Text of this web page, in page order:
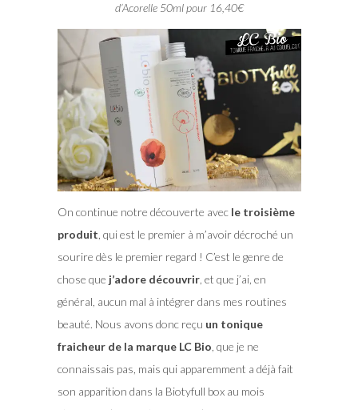
d’Acorelle 50ml pour 16,40€
On continue notre découverte avec le troisième
produit , qui est le premier à m’avoir décroché un
sourire dès le premier regard ! C’est le genre de
chose que j’adore découvrir, et que j’ai, en
général, aucun mal à intégrer dans mes routines
beauté. Nous avons donc reçu un tonique
fraicheur de la marque LC Bio , que je ne
connaissais pas, mais qui apparemment a déjà fait
son apparition dans la Biotyfull box au mois